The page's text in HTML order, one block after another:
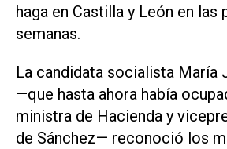
haga en Castilla y León en las
semanas.
La candidata socialista María
—que hasta ahora había
ministra de Hacienda y
de Sánchez— reconoció los